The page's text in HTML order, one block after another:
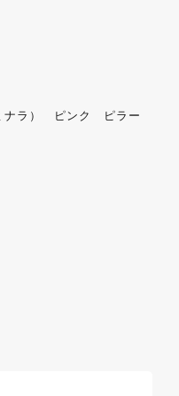
ナラ） ピンク ピラー